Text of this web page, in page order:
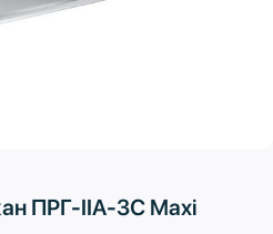
ПРГ-IIA-3С Maxi